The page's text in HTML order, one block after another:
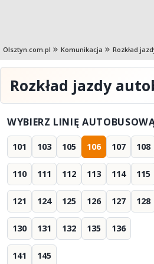
Olsztyn.com.pl Komunikacja Rozkład
Rozkład jazdy
WYBIERZ LINIĘ
101 103 105 106 107 108
110 111 112 113 114 115
121 124 125 126 127 128
130 131 132 135 136
141 145